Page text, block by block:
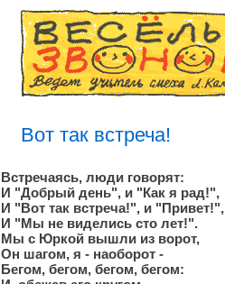
Вот так встреча!
Встречаясь, люди говорят:
И "Добрый день", и "Как я рад!",
И "Вот так встреча!", и "Привет!",
И "Мы не виделись сто лет!".
Мы с Юркой вышли из ворот,
Он шагом, я - наоборот -
Бегом, бегом, бегом, бегом: